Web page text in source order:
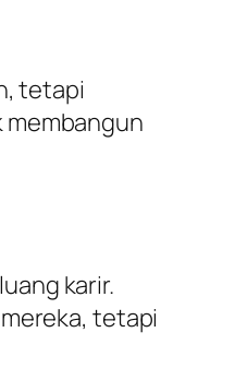
tetapi
karir.
tetapi